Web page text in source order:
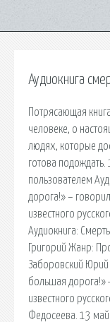
Аудиокнига
Потрясающая
человеке, о
людях, которые
готова
пользователем
дорога!» –
известного
Аудиокнига:
Григорий Жанр:
Заборовский Юрий
большая дорога!»
известного
Федосеева. 13